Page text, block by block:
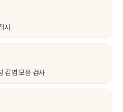
사
감염 모음 검사